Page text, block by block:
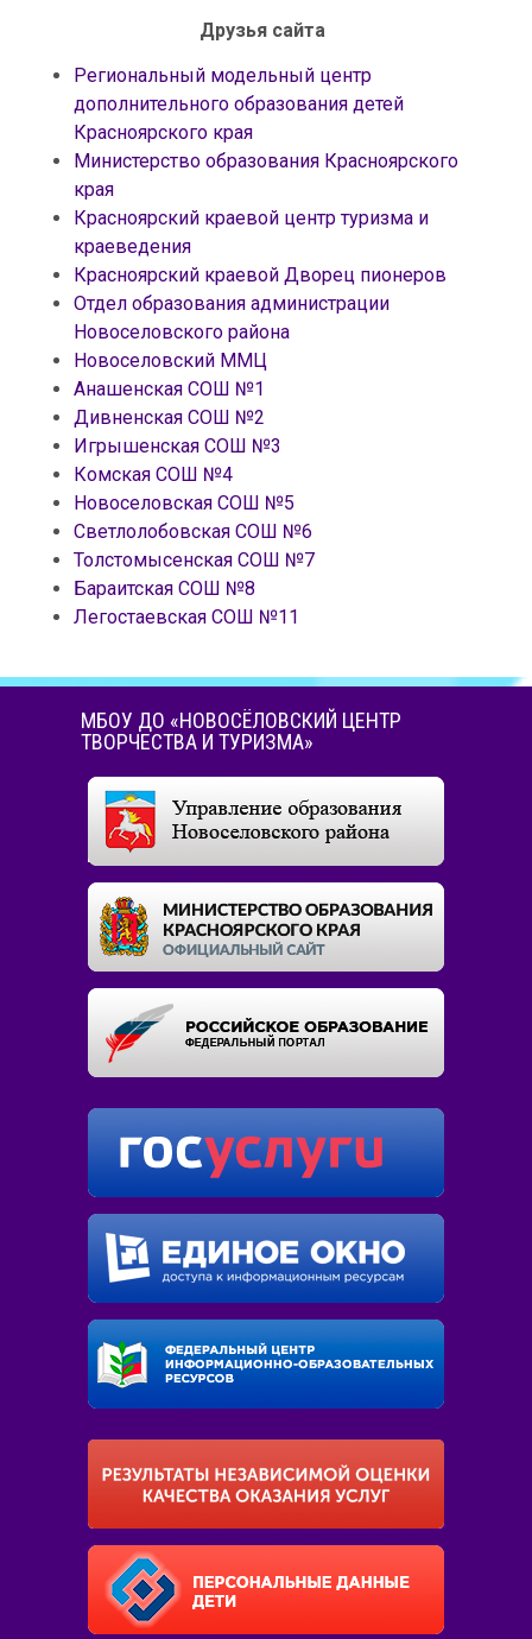
Друзья сайта
Региональный модельный центр
дополнительного образования детей
Красноярского края
Министерство образования Красноярского
края
Красноярский краевой центр туризма и
краеведения
Красноярский краевой Дворец пионеров
Отдел образования администрации
Новоселовского района
Новоселовский ММЦ
Анашенская СОШ №1
Дивненская СОШ №2
Игрышенская СОШ №3
Комская СОШ №4
Новоселовская СОШ №5
Светлолобовская СОШ №6
Толстомысенская СОШ №7
Бараитская СОШ №8
Легостаевская СОШ №11
МБОУ ДО «НОВОСЁЛОВСКИЙ ЦЕНТР
ТВОРЧЕСТВА И ТУРИЗМА»